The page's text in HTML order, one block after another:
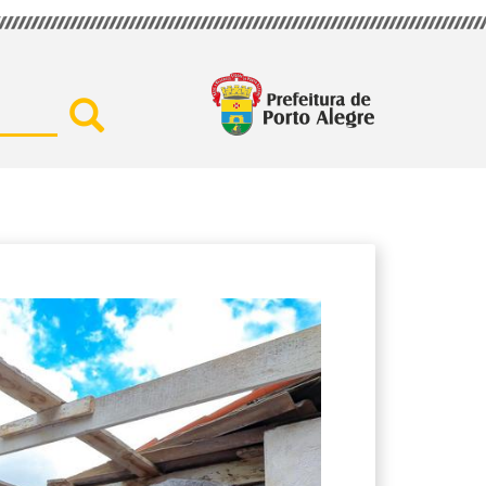
Buscar por secretaria,